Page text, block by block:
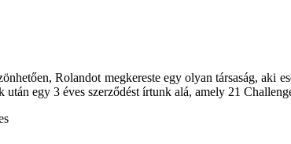
Rolandot megkereste egy olyan társaság, aki
után egy 3 éves szerződést írtunk alá, amely 21